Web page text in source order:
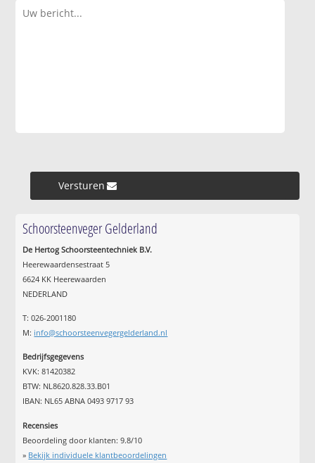
Versturen »
Schoorsteenveger Gelderland
De Hertog Schoorsteentechniek B.V.
Heerewaardensestraat 5
6624 KK Heerewaarden
NEDERLAND
T: 026-2001180
M: info@schoorsteenvegergelderland.nl
Bedrijfsgegevens
KVK: 81420382
BTW: NL8620.828.33.B01
IBAN: NL65 ABNA 0493 9717 93
Recensies
Beoordeling door klanten:9.8/10
» Bekijk individuele klantbeoordelingen